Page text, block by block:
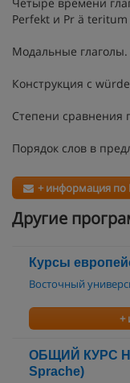
Perfekt и Pr ä teritum
Модальные глаголы.
Конструкция с
Степени сравнения
Порядок слов в
+ информация по
Другие
Курсы
Восточный
+
ОБЩИЙ КУРС
Sprache)